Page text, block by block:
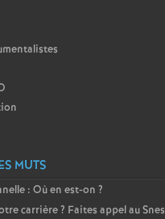
MUTS
: Où en est-on ?
carrière? Faites appel au Snes